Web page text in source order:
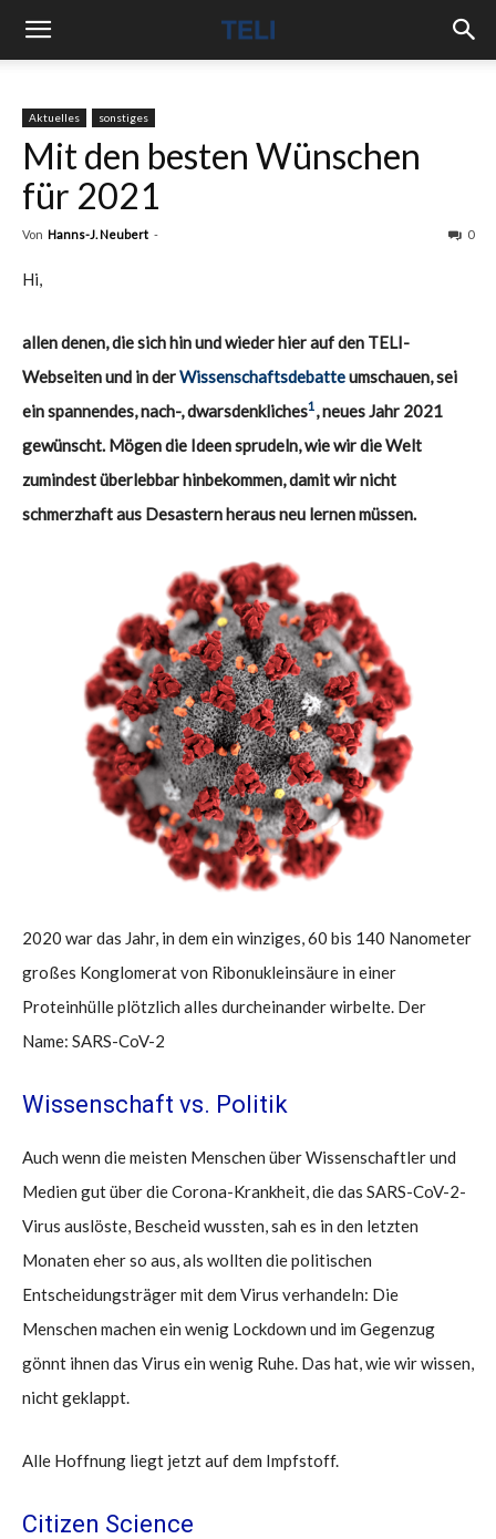
Aktuelles sonstiges
Mit den besten Wünschen
für 2021
Von Hanns-J. Neubert - 0
Hi,
allen denen, die sich hin und wieder hier auf den TELI-
Webseiten und in derWissenschaftsdebatteumschauen, sei
ein spannendes, nach-, dwarsdenkliches1, neues Jahr 2021
gewünscht. Mögen die Ideen sprudeln, wie wir die Welt
zumindest überlebbar hinbekommen, damit wir nicht
schmerzhaft aus Desastern heraus neu lernen müssen.
2020 war das Jahr, in dem ein winziges, 60 bis 140 Nanometer
großes Konglomerat von Ribonukleinsäure in einer
Proteinhülle plötzlich alles durcheinander wirbelte. Der
Name: SARS-CoV-2
Wissenschaft vs. Politik
Auch wenn die meisten Menschen über Wissenschaftler und
Medien gut über die Corona-Krankheit, die das SARS-CoV-2-
Virus auslöste, Bescheid wussten, sah es in den letzten
Monaten eher so aus, als wollten die politischen
Entscheidungsträger mit dem Virus verhandeln: Die
Menschen machen ein wenig Lockdown und im Gegenzug
gönnt ihnen das Virus ein wenig Ruhe. Das hat, wie wir wissen,
nicht geklappt.
Alle Hoffnung liegt jetzt auf dem Impfstoff.
Citizen Science